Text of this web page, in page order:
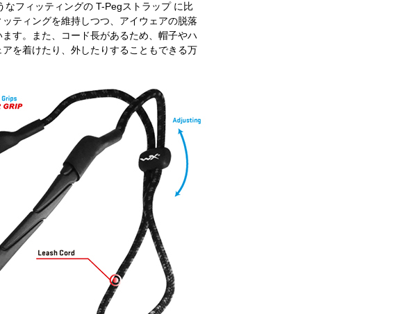
フィッティングの T-Pegストラップ に比
ティングを維持しつつ、アイウェアの脱落
す。また、コード長があるため、帽子やハ
を着けたり、外したりすることもできる万